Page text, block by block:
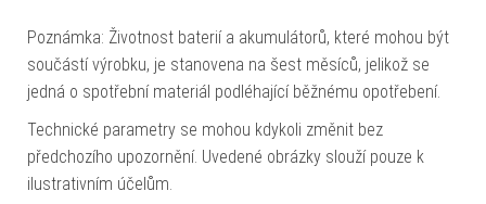
Poznámka: Životnost baterií a akumulátorů, které mohou být
součástí výrobku, je stanovena na šest měsíců, jelikož se
jedná o spotřební materiál podléhající běžnému opotřebení.
Technické parametry se mohou kdykoli změnit bez
předchozího upozornění. Uvedené obrázky slouží pouze k
ilustrativním účelům.